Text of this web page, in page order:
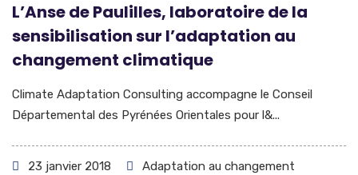
L’Anse de Paulilles, laboratoire de la
sensibilisation sur l’adaptation au
changement climatique
Climate Adaptation Consulting accompagne le Conseil
Départemental des Pyrénées Orientales pour l&...
23 janvier 2018
Adaptation au changement